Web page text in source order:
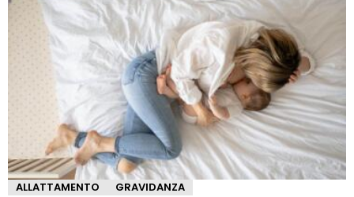
ALLATTAMENTO GRAVIDANZA